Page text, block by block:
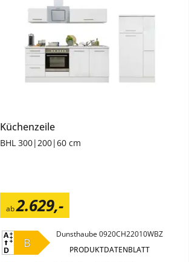
Küchenzeile
BHL 300|200|60 cm
ab2.629,-
B
Dunsthaube 0920CH22010WBZ
PRODUKTDATENBLATT